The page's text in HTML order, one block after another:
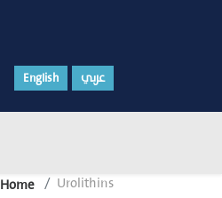
English عربي
Home Urolithins